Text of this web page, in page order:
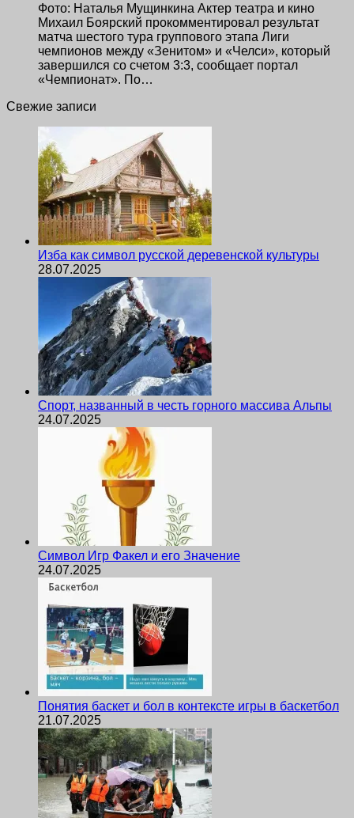
Фото: Наталья Мущинкина Актер театра и кино
Михаил Боярский прокомментировал результат
матча шестого тура группового этапа Лиги
чемпионов между «Зенитом» и «Челси», который
завершился со счетом 3:3, сообщает портал
«Чемпионат». По…
Свежие записи
Изба как символ русской деревенской культуры
28.07.2025
Спорт, названный в честь горного массива Альпы
24.07.2025
Символ Игр Факел и его Значение
24.07.2025
Понятия баскет и бол в контексте игры в баскетбол
21.07.2025